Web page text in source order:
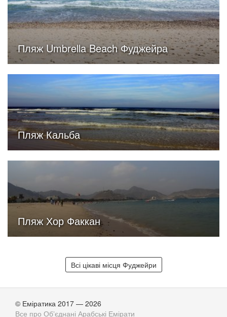
Пляж Umbrella Beach Фуджейра
Пляж Кальба
Пляж Хор Факкан
Всі цікаві місця Фуджейри
© Еміратика 2017 — 2026
Все про Обʼєднані Арабські Емірати